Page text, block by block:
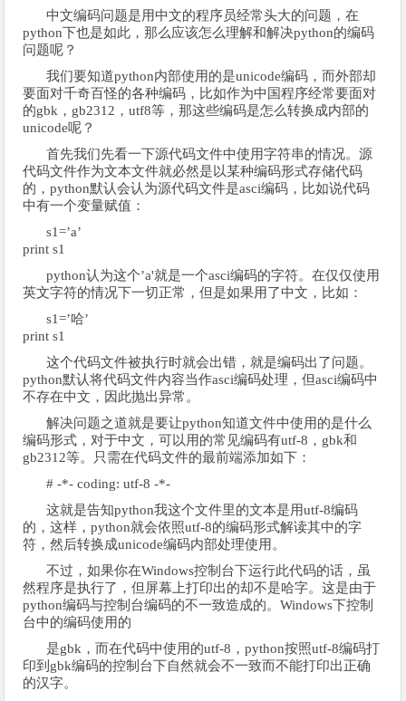
中文编码问题是用中文的程序员经常头大的问题，在
python下也是如此，那么应该怎么理解和解决python的编码
问题呢？
我们要知道python内部使用的是unicode编码，而外部却
要面对千奇百怪的各种编码，比如作为中国程序经常要面对
的gbk，gb2312，utf8等，那这些编码是怎么转换成内部的
unicode呢？
首先我们先看一下源代码文件中使用字符串的情况。源
代码文件作为文本文件就必然是以某种编码形式存储代码
的，python默认会认为源代码文件是asci编码，比如说代码
中有一个变量赋值：
s1=’a’
print s1
python认为这个’a'就是一个asci编码的字符。在仅仅使用
英文字符的情况下一切正常，但是如果用了中文，比如：
s1=’哈’
print s1
这个代码文件被执行时就会出错，就是编码出了问题。
python默认将代码文件内容当作asci编码处理，但asci编码中
不存在中文，因此抛出异常。
解决问题之道就是要让python知道文件中使用的是什么
编码形式，对于中文，可以用的常见编码有utf-8，gbk和
gb2312等。只需在代码文件的最前端添加如下：
# -*- coding: utf-8 -*-
这就是告知python我这个文件里的文本是用utf-8编码
的，这样，python就会依照utf-8的编码形式解读其中的字
符，然后转换成unicode编码内部处理使用。
不过，如果你在Windows控制台下运行此代码的话，虽
然程序是执行了，但屏幕上打印出的却不是哈字。这是由于
python编码与控制台编码的不一致造成的。Windows下控制
台中的编码使用的
是gbk，而在代码中使用的utf-8，python按照utf-8编码打
印到gbk编码的控制台下自然就会不一致而不能打印出正确
的汉字。